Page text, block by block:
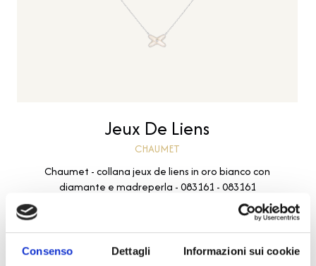
Consenso Dettagli Informazioni sui cookie
Jeux De Liens
CHAUMET
Chaumet - collana jeux de liens in oro bianco con
diamante e madreperla - 083161 - 083161